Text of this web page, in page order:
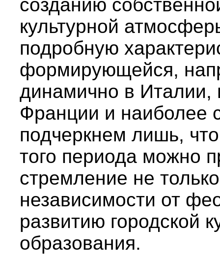
созданию
культурной
подробную
формирующейся,
динамично в Италии,
Франции и наиболее
подчеркнем лишь,
того периода можно
стремление не
независимости от
развитию городской
образования.